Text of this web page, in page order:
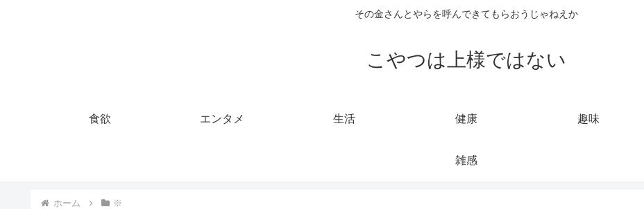
その金さんとやらを呼んできてもらおうじゃねえか
こやつは上様ではない
食欲 エンタメ 生活 健康 趣味
雑感
ホーム ※